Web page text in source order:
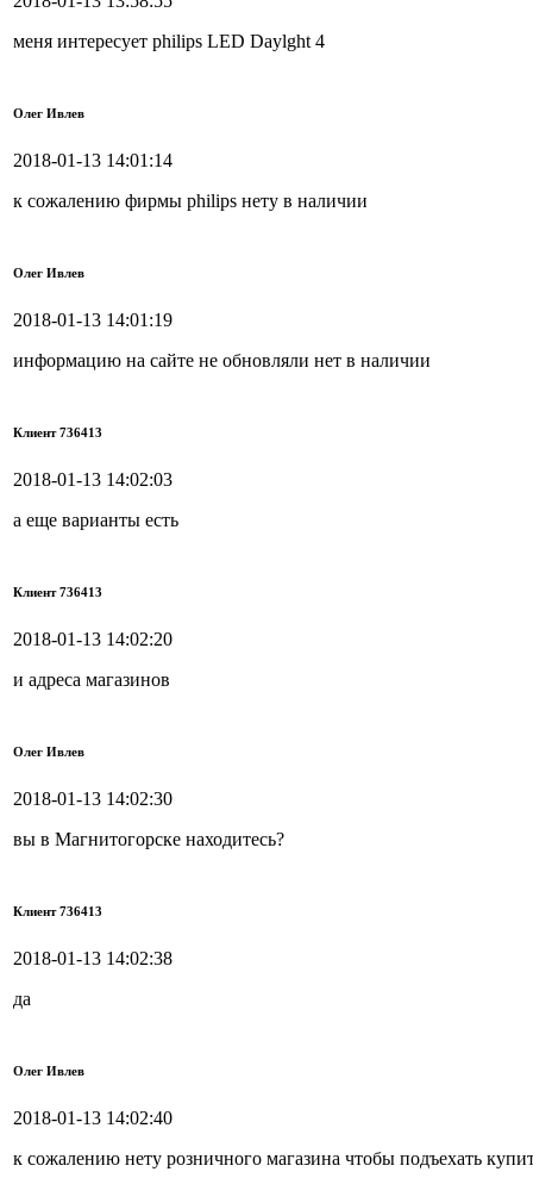
меня интересует philips LED Daylght 4
Олег Ивлев
2018-01-13 14:01:14
к сожалению фирмы philips нету в наличии
Олег Ивлев
2018-01-13 14:01:19
информацию на сайте не обновляли нет в наличии
Клиент 736413
2018-01-13 14:02:03
а еще варианты есть
Клиент 736413
2018-01-13 14:02:20
и адреса магазинов
Олег Ивлев
2018-01-13 14:02:30
вы в Магнитогорске находитесь?
Клиент 736413
2018-01-13 14:02:38
да
Олег Ивлев
2018-01-13 14:02:40
к сожалению нету розничного магазина чтобы подъехать